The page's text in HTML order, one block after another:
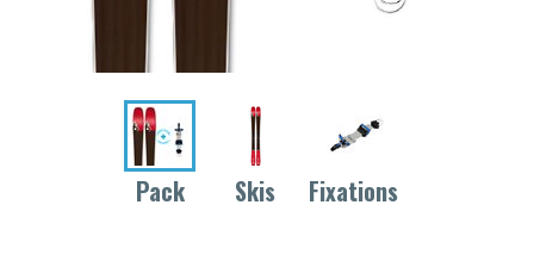
Pack Skis Fixations